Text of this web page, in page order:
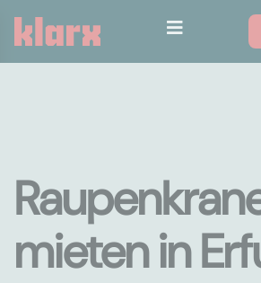
mieten in